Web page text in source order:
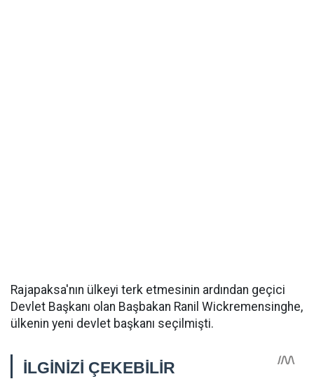
Rajapaksa'nın ülkeyi terk etmesinin ardından geçici
Devlet Başkanı olan Başbakan Ranil Wickremensinghe,
ülkenin yeni devlet başkanı seçilmişti.